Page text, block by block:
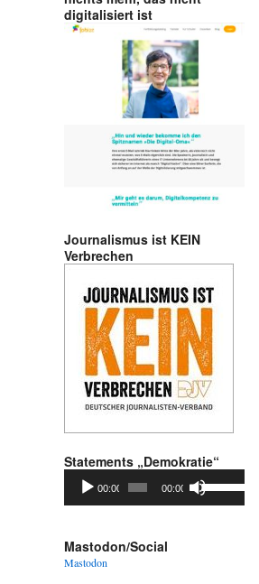
digitalisiert ist
Journalismus ist KEIN
Verbrechen
Statements „Demokratie“
Audio-
Player
00:00 00:00
Hoch/Runter
benutzen,
Mastodon/Social
Mastodon